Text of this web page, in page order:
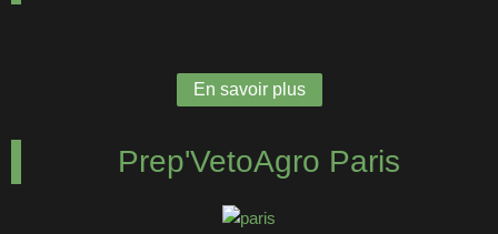
En savoir plus
Prep'VetoAgro Paris